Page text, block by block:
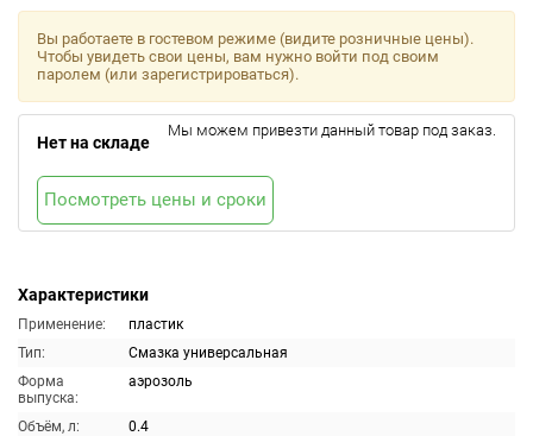
Характеристики
Применение:
пластик
Тип:
Смазка универсальная
Форма
выпуска:
аэрозоль
Объём, л:
0.4
Вы работаете в гостевом режиме (видите розничные цены).
Чтобы увидеть свои цены, вам нужно войти под своим
паролем (или зарегистрироваться).
Нет на складе
Мы можем привезти данный товар под заказ.
Посмотреть цены и сроки